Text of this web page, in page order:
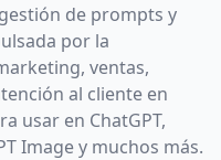
de prompts y
por la
ventas,
al cliente en
usar en ChatGPT,
Image y muchos más.